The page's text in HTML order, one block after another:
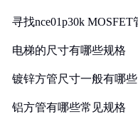
寻找nce01p30k
电梯的尺寸有哪些规格
镀锌方管尺寸一般有哪些
铝方管有哪些常见规格